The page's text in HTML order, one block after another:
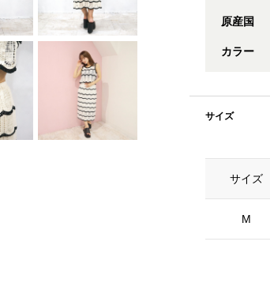
原産国
カラー
サイズ
サイズ
M